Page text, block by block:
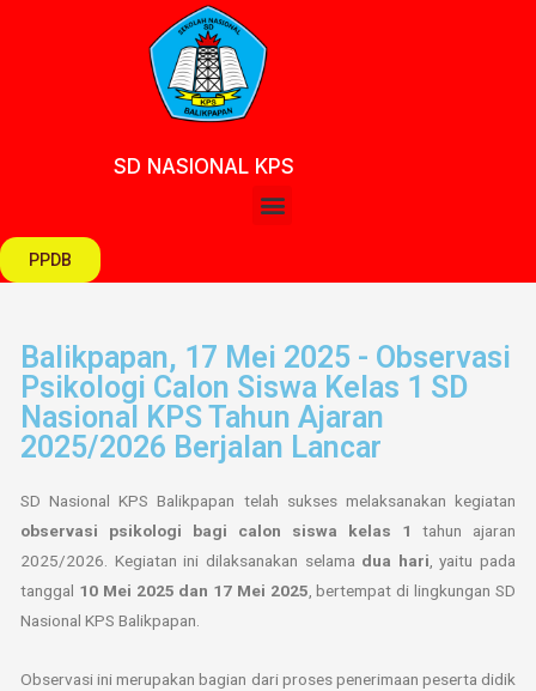
SD NASIONAL KPS
PPDB
Balikpapan, 17 Mei 2025 - Observasi
Psikologi Calon Siswa Kelas 1 SD
Nasional KPS Tahun Ajaran
2025/2026 Berjalan Lancar
SD Nasional KPS Balikpapan telah sukses melaksanakan kegiatan
observasi psikologi bagi calon siswa kelas 1
tahun ajaran
2025/2026. Kegiatan ini dilaksanakan selama dua hari , yaitu pada
tanggal 10 Mei 2025 dan 17 Mei 2025 , bertempat di lingkungan SD
Nasional KPS Balikpapan.
Observasi ini merupakan bagian dari proses penerimaan peserta didik